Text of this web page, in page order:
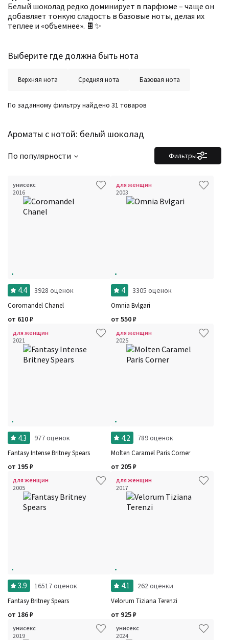
Белый шоколад редко доминирует в парфюме – чаще он
добавляет тонкую сладость в базовые ноты, делая их
теплее и «объемнее». 🍫✨
Выберите где должна быть нота
Верхняя нота Средняя нота Базовая нота
Ароматы с нотой: белый шоколад
По заданному фильтру найдено 31 товаров
Фильтры
По популярности
унисекс
2016
4.4 3928 оценок
Coromandel Chanel
от 610₽
для женщин
2003
4 3305 оценок
Omnia Bvlgari
от 550₽
для женщин
2021
4.3 977 оценок
Fantasy Intense Britney Spears
от 195₽
для женщин
2025
4.2 789 оценок
Molten Caramel Paris Corner
от 205₽
для женщин
2005
3.9 16517 оценок
Fantasy Britney Spears
от 186₽
для женщин
2017
4.1 262 оценки
Velorum Tiziana Terenzi
от 925₽
унисекс
2019
унисекс
2024